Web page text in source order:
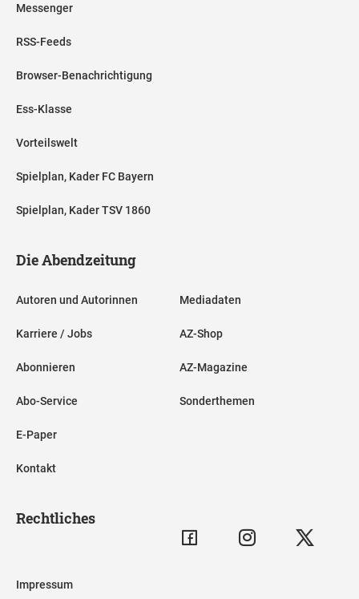
Messenger
RSS-Feeds
Browser-Benachrichtigung
Ess-Klasse
Vorteilswelt
Spielplan, Kader FC Bayern
Spielplan, Kader TSV 1860
Die Abendzeitung
Autoren und Autorinnen
Karriere / Jobs
Abonnieren
Abo-Service
E-Paper
Kontakt
Mediadaten
AZ-Shop
AZ-Magazine
Sonderthemen
Rechtliches
Impressum